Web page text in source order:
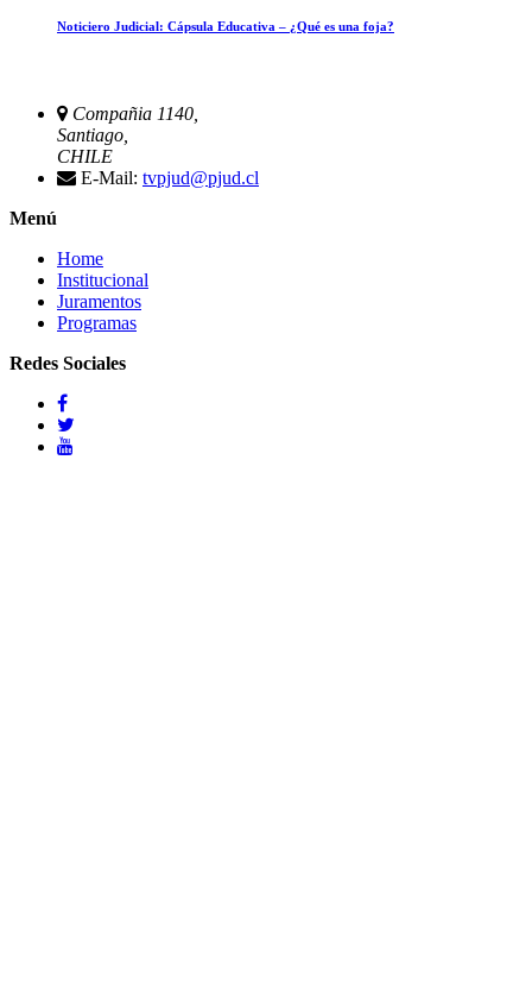
Noticiero Judicial: Cápsula Educativa – ¿Qué es una foja?
Compañia 1140,
Santiago,
CHILE
E-Mail: tvpjud@pjud.cl
Menú
Home
Institucional
Juramentos
Programas
Redes Sociales